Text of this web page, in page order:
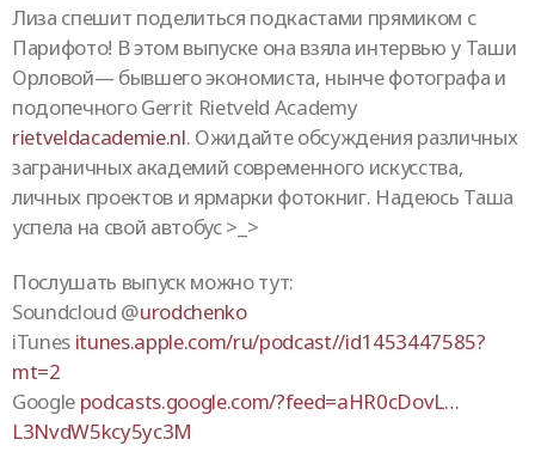
Лиза спешит поделиться подкастами прямиком с
Парифото! В этом выпуске она взяла интервью у Таши
Орловой— бывшего экономиста, нынче фотографа и
подопечного Gerrit Rietveld Academy
rietveldacademie.nl. Ожидайте обсуждения различных
заграничных академий современного искусства,
личных проектов и ярмарки фотокниг. Надеюсь Таша
успела на свой автобус >_>
Послушать выпуск можно тут:
Soundcloud @urodchenko
iTunes itunes.apple.com/ru/podcast//id1453447585?
mt=2
Google podcasts.google.com/?feed=aHR0cDovL…
L3NvdW5kcy5yc3M